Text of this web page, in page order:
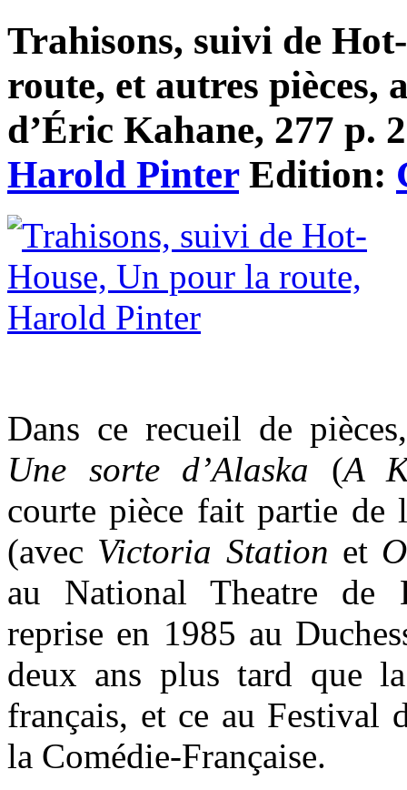
Trahisons, suivi de
route, et autres pièces,
d’Éric Kahane, 277 p.
Harold PinterEdition:
Dans ce recueil de
Une sorte d’Alaska (A
courte pièce fait partie
(avec Victoria Station et
au National Theatre
de
reprise en 1985 au
deux ans plus tard que
français, et ce au Festival
la Comédie-Française.